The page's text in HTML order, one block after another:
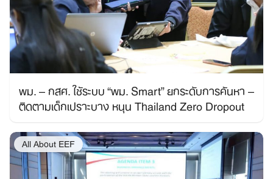
พม. – กสศ. ใช้ระบบ “พม. Smart” ยกระดับการค้นหา –
ติดตามเด็กเปราะบาง หนุน Thailand Zero Dropout
All About EEF